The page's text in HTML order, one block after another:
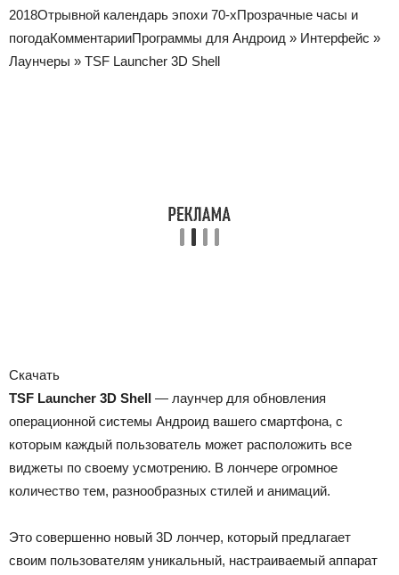
2018Отрывной календарь эпохи 70-хПрозрачные часы и
погодаКомментарииПрограммы для Андроид » Интерфейс »
Лаунчеры » TSF Launcher 3D Shell
Скачать
TSF Launcher 3D Shell — лаунчер для обновления
операционной системы Андроид вашего смартфона, с
которым каждый пользователь может расположить все
виджеты по своему усмотрению. В лончере огромное
количество тем, разнообразных стилей и анимаций.
Это совершенно новый 3D лончер, который предлагает
своим пользователям уникальный, настраиваемый аппарат